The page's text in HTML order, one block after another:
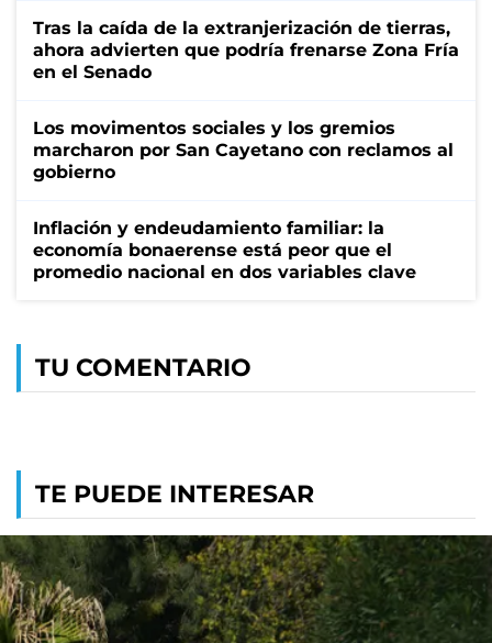
Tras la caída de la extranjerización de tierras,
ahora advierten que podría frenarse Zona Fría
en el Senado
Los movimentos sociales y los gremios
marcharon por San Cayetano con reclamos al
gobierno
Inflación y endeudamiento familiar: la
economía bonaerense está peor que el
promedio nacional en dos variables clave
TU COMENTARIO
TE PUEDE INTERESAR